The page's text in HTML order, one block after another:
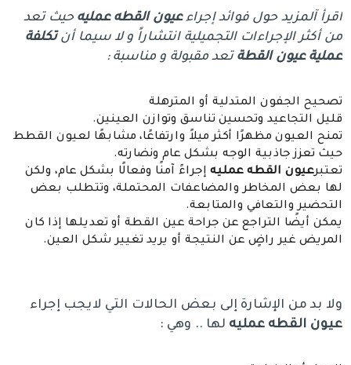
اقرأ آلمزيد حول فوائد إجراءعيون القطه عمليهحيث تعد
من أكثر الإجراءات التجميلية انتشاراً و لا سيما أن تكلفة
عملية عيون القطةتعد مقبولة و مناسبة :
تصحيح الجفون المتدلية أو المترهلة
قليل التجاعيد وتحسين تناسق وتوازن العينين.
تمنح العيون مظهرًا أكثر ميلاً وارتفاعًا، مشابهًا لعيون القطط
حيث تعزز جاذبية الوجه بشكل عام ونضارته.
تعتبرعيون القطه عمليه إجراءً آمنًا وفعالًا بشكل عام، ولكن
لها بعض المخاطر والمضاعفات المحتملة، وتتطلب بعض
التحضير والتعافي والمتابعة.
يمكن أيضًا التراجع عن جراحة عين القطة أو تعديلها إذا كان
المريض غير راضٍ عن النتيجة أو يريد تغيير شكل العين.
ولا بد من الإشارة إلى بعض الحالات التي لايجب إجراء
عيون القطه عمليه لها .. وهي :